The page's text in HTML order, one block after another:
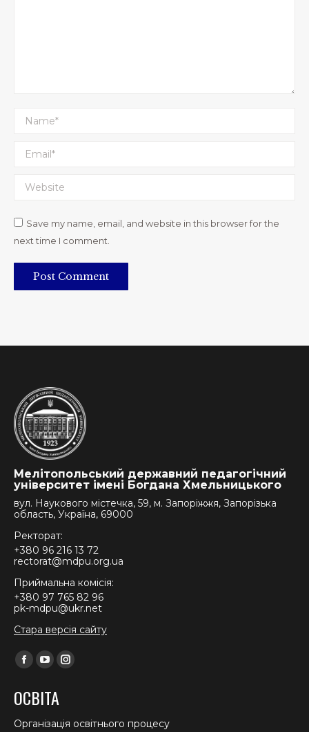
Name *
Email *
Website
Save my name, email, and website in this browser for the
next time I comment.
Post Comment
Мелітопольський державний педагогічний
університет імені Богдана Хмельницького
вул. Наукового містечка, 59, м. Запоріжжя, Запорізька
область, Україна, 69000
Ректорат:
+380 96 216 13 72
rectorat@mdpu.org.ua
Приймальна комісія:
+380 97 765 82 96
pk-mdpu@ukr.net
Стара версія сайту
Find us on:
Facebook
opens
in
YouTube
opens
in
Instagram
in
ОСВІТА
Організація освітнього процесу